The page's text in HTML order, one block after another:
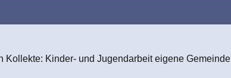
Kollekte: Kinder- und Jugendarbeit eigene Gemeinde